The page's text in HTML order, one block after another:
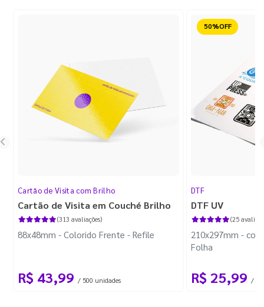
Cartão de Visita com Brilho
Cartão de Visita em Couché Brilho
(313 avaliações)
88x48mm - Colorido Frente - Refile
R$ 43,99 / 500 unidades
Reduzido
DTF
DTF UV
(25
210x297mm -
Folha
R$ 25,99 / 1